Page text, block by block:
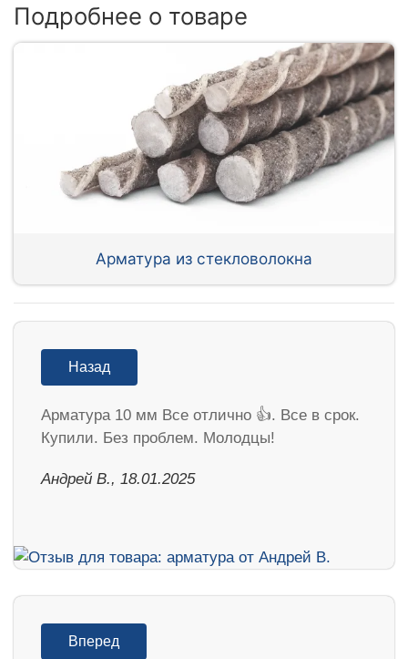
Подробнее о товаре
Арматура из стекловолокна
Назад
Арматура 10 мм Все отлично 👍. Все в срок.
Купили. Без проблем. Молодцы!
Андрей В., 18.01.2025
Вперед